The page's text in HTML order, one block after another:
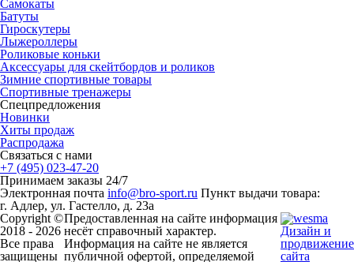
Самокаты
Батуты
Гироскутеры
Лыжероллеры
Роликовые коньки
Аксессуары для скейтбордов и роликов
Зимние спортивные товары
Спортивные тренажеры
Спецпредложения
Новинки
Хиты продаж
Распродажа
Связаться с нами
+7 (495) 023-47-20
Принимаем заказы 24/7
Электронная почта info@bro-sport.ru Пункт выдачи товара:
г. Адлер, ул. Гастелло, д. 23а
Copyright ©
2018 - 2026
Все права
защищены
Предоставленная на сайте информация
несёт справочный характер.
Информация на сайте не является
публичной офертой, определяемой
Дизайн и
продвижение
сайта